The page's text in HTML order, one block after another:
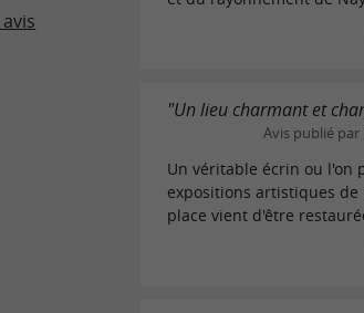
"Un lieu charmant et
Avis publié par
Un véritable écrin ou l'on
expositions artistiques
place vient d'être